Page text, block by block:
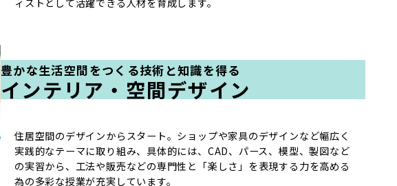
豊かな生活空間をつくる技術と知識を得る
インテリア・空間デザイン
住居空間のデザインからスタート。ショップや家具のデザインなど幅広く
実践的なテーマに取り組み、具体的には、CAD、パース、模型、製図など
の実習から、工法や販売などの専門性と「楽しさ」を表現する力を高める
為の多彩な授業が充実しています。